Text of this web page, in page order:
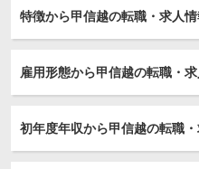
特徴から甲信越の転職・求人
雇用形態から甲信越の転職・
初年度年収から甲信越の転職